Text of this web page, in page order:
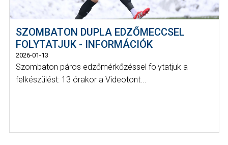
SZOMBATON DUPLA EDZŐMECCSEL
FOLYTATJUK - INFORMÁCIÓK
2026-01-13
Szombaton páros edzőmérkőzéssel folytatjuk a
felkészülést: 13 órakor a Videotont...